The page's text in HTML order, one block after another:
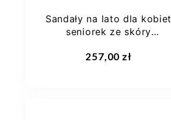
Sandały na lato dla kobiet
seniorek ze skóry
257,00 zł